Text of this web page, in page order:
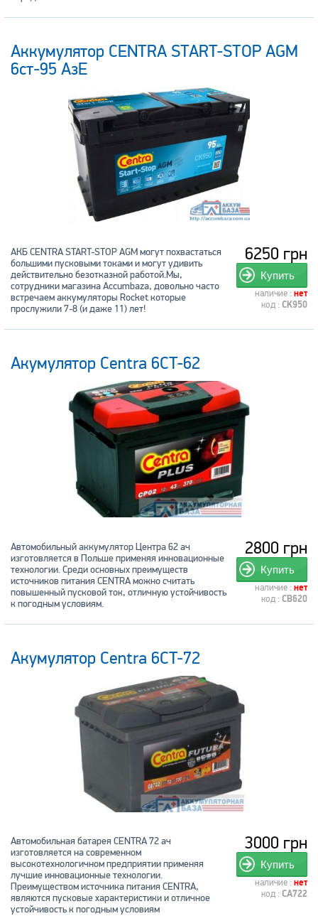
Аккумулятор CENTRA START-STOP AGM
6ст-95 АзЕ
6250 грн
Купить
наличие : нет
код : CK950
АКБ CENTRA START-STOP AGM могут похвастаться
большими пусковыми токами и могут удивить
действительно безотказной работой.Мы,
сотрудники магазина Аccumbaza, довольно часто
встречаем аккумуляторы Rocket которые
прослужили 7-8 (и даже 11) лет!
Акумулятор Centra 6CT-62
2800 грн
Купить
наличие : нет
код : CB620
Автомобильный аккумулятор Центра 62 ач
изготовляется в Польше применяя инновационные
технологии. Среди основных преимуществ
источников питания CENTRA можно считать
повышенный пусковой ток, отличную устойчивость
к погодным условиям.
Акумулятор Centra 6CT-72
3000 грн
Купить
наличие : нет
код : CA722
Автомобильная батарея CENTRA 72 ач
изготовляется на современном
высокотехнологичном предприятии применяя
лучшие инновационные технологии.
Преимуществом источника питания CENTRA,
являются пусковые характеристики и отличное
устойчивость к погодным условиям